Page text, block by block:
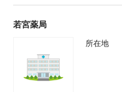
若宮薬局
所在地